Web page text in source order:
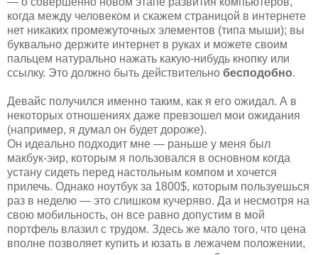
когда между человеком и скажем страницой в интернете
нет никаких промежуточных элементов (типа мыши); вы
буквально держите интернет в руках и можете своим
пальцем натурально нажать какую-нибудь кнопку или
ссылку. Это должно быть действительно бесподобно.
Девайс получился именно таким, как я его ожидал. А в
некоторых отношениях даже превзошел мои ожидания
(например, я думал он будет дороже).
Он идеально подходит мне — раньше у меня был
макбук-эир, которым я пользовался в основном когда
устану сидеть перед настольным компом и хочется
прилечь. Однако ноутбук за 1800$, которым пользуешься
раз в неделю — это слишком кучеряво. Да и несмотря на
свою мобильность, он все равно допустим в мой
портфель влазил с трудом. Здесь же мало того, что цена
вполне позволяет купить и юзать в лежачем положении,